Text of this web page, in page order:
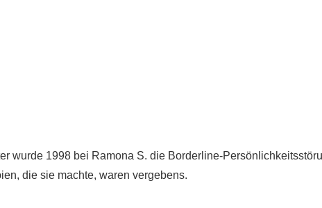
wurde 1998 bei Ramona S. die Borderline-
die sie machte, waren vergebens.